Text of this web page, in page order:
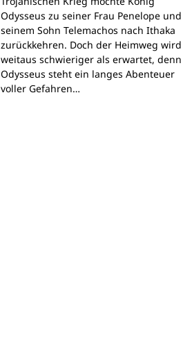
Odysseus zu seiner Frau Penelope und
seinem Sohn Telemachos nach Ithaka
zurückkehren. Doch der Heimweg wird
weitaus schwieriger als erwartet, denn
Odysseus steht ein langes Abenteuer
voller Gefahren…